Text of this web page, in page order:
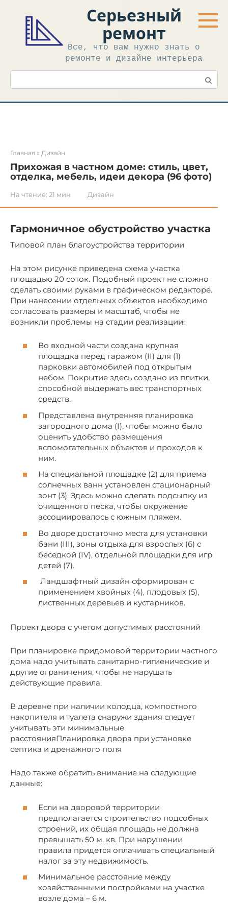
контенту
Серьезный
ремонт
Все, что вам нужно знать о
ремонте и дизайне интерьера
Поиск:
Главная » Дизайн
Прихожая в частном доме: стиль, цвет,
отделка, мебель, идеи декора (96 фото)
На чтение: 21 мин Дизайн
Гармоничное обустройство участка
Типовой план благоустройства территории
На этом рисунке приведена схема участка
площадью 20 соток. Подобный проект не сложно
сделать своими руками в графическом редакторе.
При нанесении отдельных объектов необходимо
согласовать размеры и масштаб, чтобы не
возникли проблемы на стадии реализации:
Во входной части создана крупная
площадка перед гаражом (II) для (1)
парковки автомобилей под открытым
небом. Покрытие здесь создано из плитки,
способной выдержать вес транспортных
средств.
Представлена внутренняя планировка
загородного дома (I), чтобы можно было
оценить удобство размещения
вспомогательных объектов и проходов к
ним.
На специальной площадке (2) для приема
солнечных ванн установлен стационарный
зонт (3). Здесь можно сделать подсыпку из
очищенного песка, чтобы окружение
ассоциировалось с южным пляжем.
Во дворе достаточно места для установки
бани (III), зоны отдыха для взрослых (6) с
беседкой (IV), отдельной площадки для игр
детей (7).
Ландшафтный дизайн сформирован с
применением хвойных (4), плодовых (5),
лиственных деревьев и кустарников.
Проект двора с учетом допустимых расстояний
При планировке придомовой территории частного
дома надо учитывать санитарно-гигиенические и
другие ограничения, чтобы не нарушать
действующие правила.
В деревне при наличии колодца, компостного
накопителя и туалета снаружи здания следует
учитывать эти минимальные
расстоянияПланировка двора при установке
септика и дренажного поля
Надо также обратить внимание на следующие
данные:
Если на дворовой территории
предполагается строительство подсобных
строений, их общая площадь не должна
превышать 50 м. кв. При нарушении
правила придется оплачивать специальный
налог за эту недвижимость.
Минимальное расстояние между
хозяйственными постройками на участке
возле дома – 6 м.